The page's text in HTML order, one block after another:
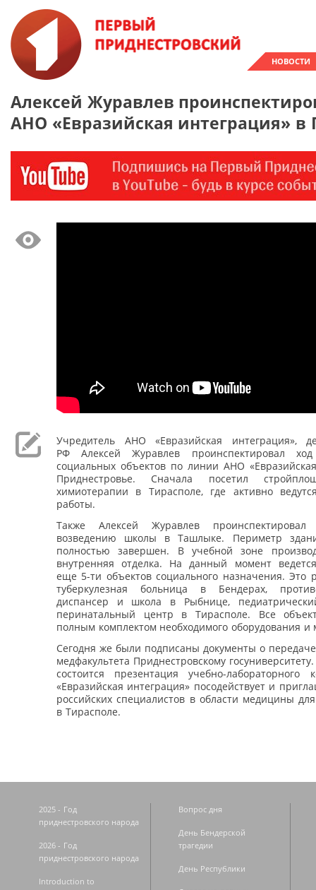
НОВОСТИ
Алексей Журавлев
АНО «Евразийская интеграция» в
Учредитель АНО «Евразийская интеграция»,
РФ Алексей Журавлев проинспектировал ход
социальных объектов по линии АНО
Приднестровье. Сначала посетил
химиотерапии в Тирасполе, где активно
работы.
Также Алексей Журавлев
возведению школы в Ташлыке. Периметр
полностью завершен. В учебной зоне
внутренняя отделка. На данный момент ведется
еще 5-ти объектов социального назначения. Это
туберкулезная больница в Бендерах,
диспансер и школа в Рыбнице,
перинатальный центр в Тирасполе. Все
полным комплектом необходимого оборудования
Сегодня же были подписаны документы о
медфакультета Приднестровскому
состоится презентация учебно-лабораторного
«Евразийская интеграция» посодействует и
российских специалистов в области медицины
в Тирасполе.
2025 - Год
приднестровского народа
2026 - Год
приднестровского народа
Introduction to
Вопрос дня
День Бендерской
трагедии
День Республики